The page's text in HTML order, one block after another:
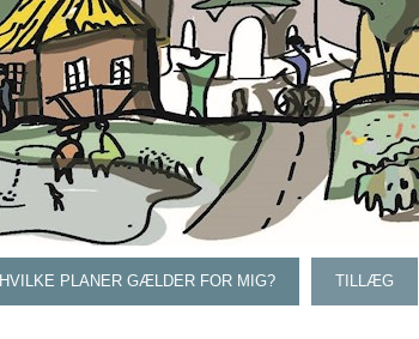
HVILKE PLANER GÆLDER FOR MIG? TILLÆG